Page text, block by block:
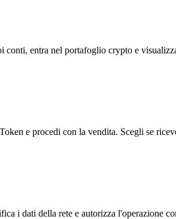
conti, entra nel portafoglio crypto e
e procedi con la vendita. Scegli se
i dati della rete e autorizza l'operazione